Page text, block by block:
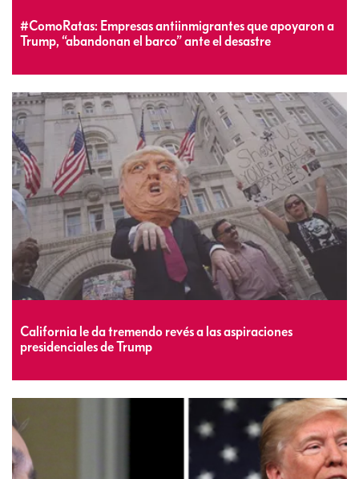
#ComoRatas: Empresas antiinmigrantes que apoyaron a
Trump, “abandonan el barco” ante el desastre
California le da tremendo revés a las aspiraciones
presidenciales de Trump